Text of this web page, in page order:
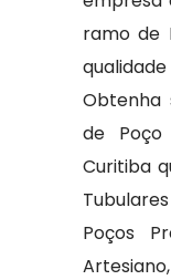
ramo de
Obtenha
de
Curitiba
Poços